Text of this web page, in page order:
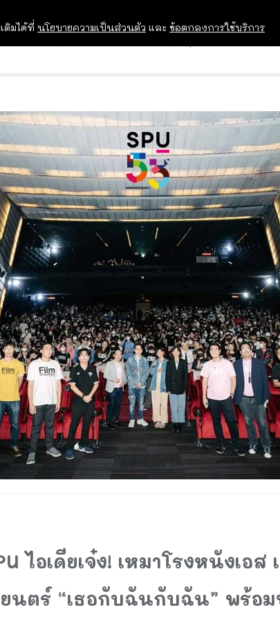
ไอเดียเจ๋ง! เหมาโรงหนังเอ
นตร์ “เธอกับฉันกับฉัน” พร้อ
ติมได้ที่ นโยบายความเป็นส่วนตัว และ ข้อตกลงการใช้บริการ